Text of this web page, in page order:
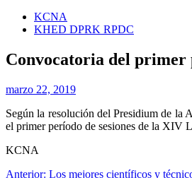
KCNA
KHED DPRK RPDC
Convocatoria del primer
marzo 22, 2019
Según la resolución del Presidium de la
el primer período de sesiones de la XIV
KCNA
Anterior: Los mejores científicos y